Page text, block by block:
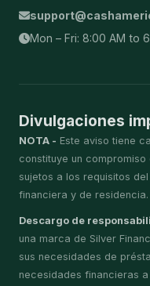
Mon – Fri: 8:00 AM to
Divulgaciones
NOTA - Este aviso tiene
constituye un
sujetos a los requisitos
financiera y de residencia.
Descargo de
una marca de Silver
sus necesidades de
necesidades financieras